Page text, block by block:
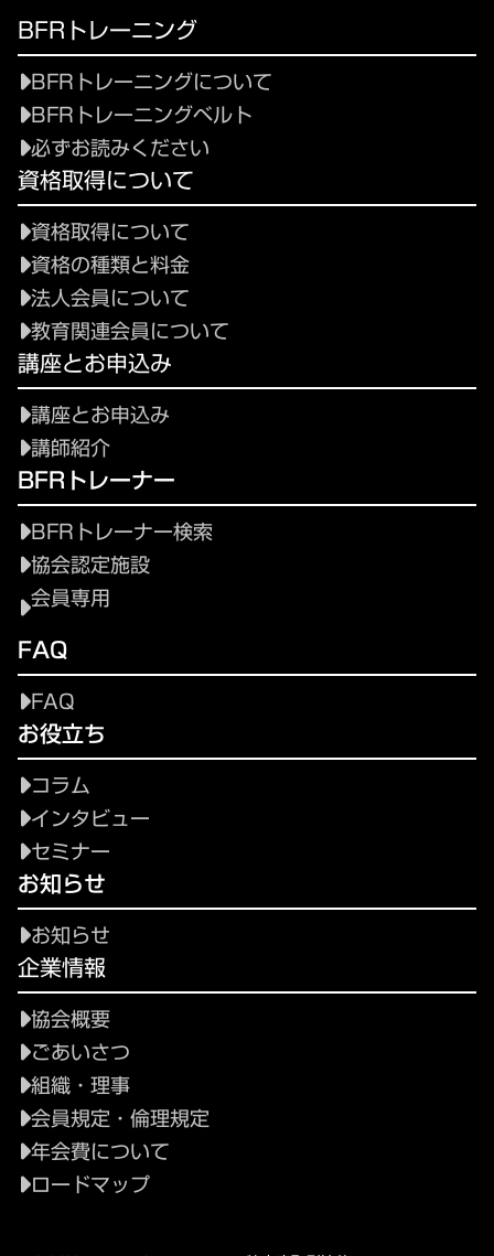
BFRトレーニング
BFRトレーニングについて
BFRトレーニングベルト
必ずお読みください
資格取得について
資格取得について
資格の種類と料金
法人会員について
教育関連会員について
講座とお申込み
講座とお申込み
講師紹介
BFRトレーナー
BFRトレーナー検索
協会認定施設
会員専用
FAQ
FAQ
お役立ち
コラム
インタビュー
セミナー
お知らせ
お知らせ
企業情報
協会概要
ごあいさつ
組織・理事
会員規定・倫理規定
年会費について
ロードマップ